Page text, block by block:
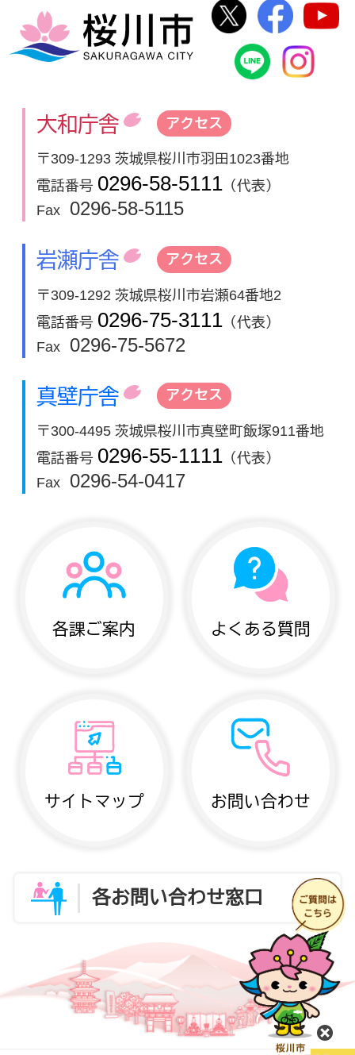
桜川市
桜川市公式
桜川
桜川市公
大和庁舎 アクセス
〒309-1293 茨城県桜川市羽田1023番地
電話番号 0296-58-5111 （代表）
Fax
0296-58-5115
岩瀬庁舎 アクセス
〒309-1292 茨城県桜川市岩瀬64番地2
電話番号 0296-75-3111 （代表）
Fax
0296-75-5672
真壁庁舎 アクセス
〒300-4495 茨城県桜川市真壁町飯塚911番地
電話番号 0296-55-1111 （代表）
Fax
0296-54-0417
各課ご案内 よくある質問
サイトマップ お問い合わせ
各お問い合わせ窓口